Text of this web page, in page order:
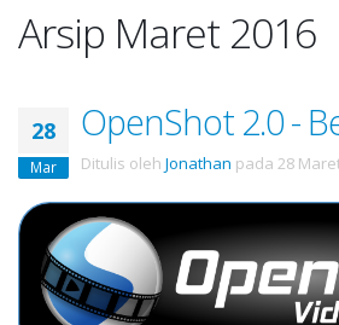
Arsip Maret 2016
28
Mar
OpenShot 2.0 -
Ditulis oleh Jonathan pada 28